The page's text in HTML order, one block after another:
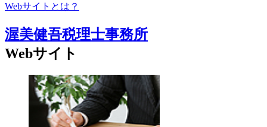
Webサイトとは？
渥美健吾税理士事務所
Webサイト